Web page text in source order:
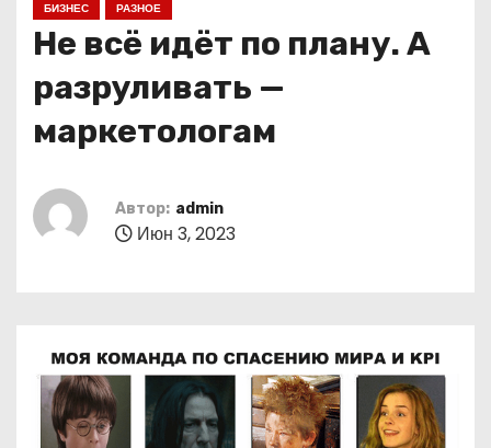
БИЗНЕС РАЗНОЕ
Не всё идёт по плану. А
разруливать —
маркетологам
Автор: admin
Июн 3, 2023